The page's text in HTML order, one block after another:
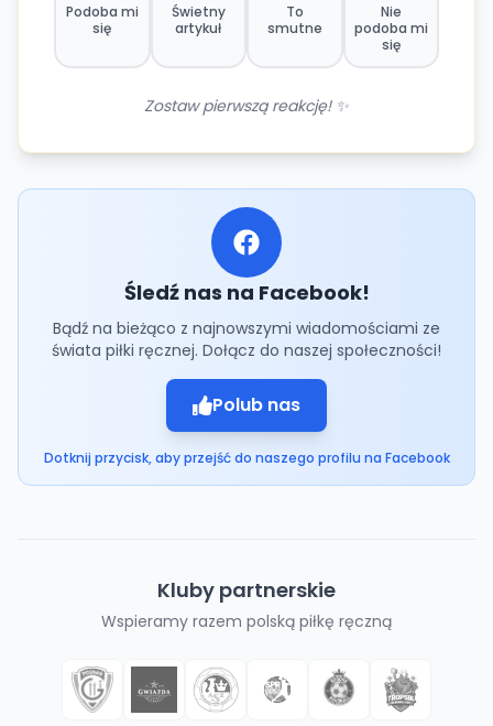
Podoba mi
się
Świetny
artykuł
To
smutne
Nie
podoba mi
się
Zostaw pierwszą reakcję! ✨
Śledź nas na Facebook!
Bądź na bieżąco z najnowszymi wiadomościami ze
świata piłki ręcznej. Dołącz do naszej społeczności!
Polub nas
Dotknij przycisk, aby przejść do naszego profilu na Facebook
Kluby partnerskie
Wspieramy razem polską piłkę ręczną